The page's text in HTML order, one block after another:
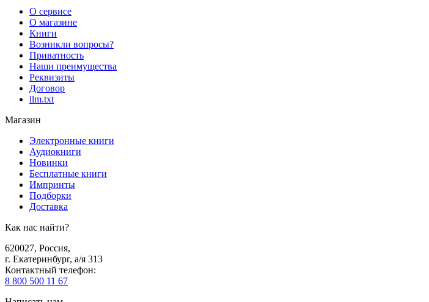
О сервисе
О магазине
Книги
Возникли вопросы?
Приватность
Наши преимущества
Реквизиты
Договор
llm.txt
Магазин
Электронные книги
Аудиокниги
Новинки
Бесплатные книги
Импринты
Подборки
Доставка
Как нас найти?
620027, Россия,
г. Екатеринбург, а/я 313
Контактный телефон:
8 800 500 11 67